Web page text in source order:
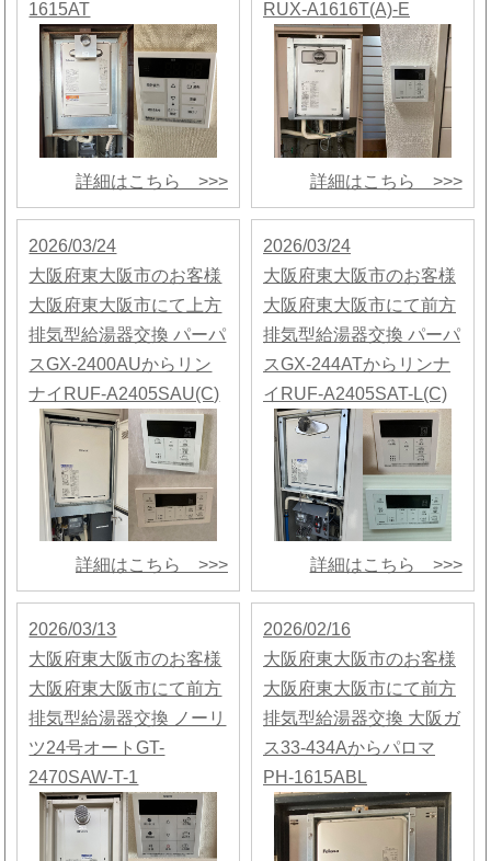
1615AT
詳細はこちら >>>
RUX-A1616T(A)-E
詳細はこちら >>>
2026/03/24
大阪府東大阪市のお客様
大阪府東大阪市にて上方
排気型給湯器交換 パーパ
スGX-2400AUからリン
ナイRUF-A2405SAU(C)
詳細はこちら >>>
2026/03/24
大阪府東大阪市のお客様
大阪府東大阪市にて前方
排気型給湯器交換 パーパ
スGX-244ATからリンナ
イRUF-A2405SAT-L(C)
詳細はこちら >>>
2026/03/13
大阪府東大阪市のお客様
大阪府東大阪市にて前方
排気型給湯器交換 ノーリ
ツ24号オートGT-
2470SAW-T-1
2026/02/16
大阪府東大阪市のお客様
大阪府東大阪市にて前方
排気型給湯器交換 大阪ガ
ス33-434Aからパロマ
PH-1615ABL